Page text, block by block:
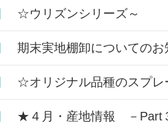
☆ウリズンシリーズ～
期末実地棚卸についてのお
☆オリジナル品種のスプレ
★４月・産地情報 －Part